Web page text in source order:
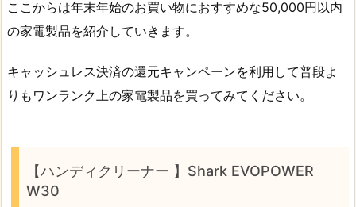
ここからは年末年始のお買い物におすすめな50,000円以内
の家電製品を紹介していきます。
キャッシュレス決済の還元キャンペーンを利用して普段よ
りもワンランク上の家電製品を買ってみてください。
【ハンディクリーナー 】Shark EVOPOWER
W30